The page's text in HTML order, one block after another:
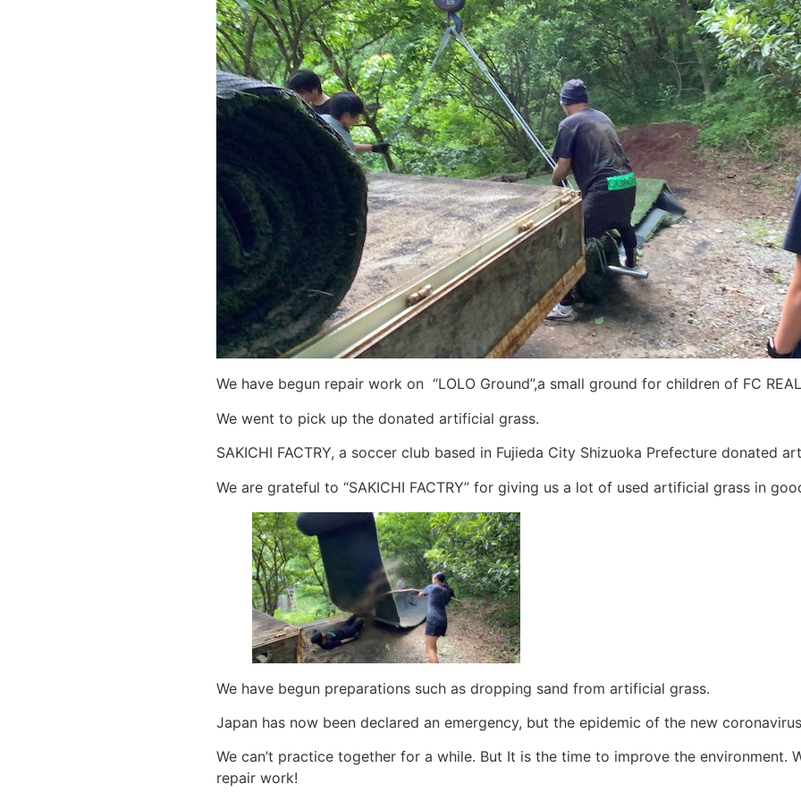
We have begun repair work on “LOLO Ground”,a small ground for children of FC
We went to pick up the donated artificial grass.
SAKICHI FACTRY, a soccer club based in Fujieda City Shizuoka Prefecture donated
We are grateful to “SAKICHI FACTRY” for giving us a lot of used artificial grass in
We have begun preparations such as dropping sand from artificial grass.
Japan has now been declared an emergency, but the epidemic of the new
We can’t practice together for a while. But It is the time to improve the environment.
repair work!